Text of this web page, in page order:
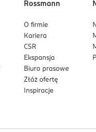
Rossmann
O firmie
Kariera
CSR
Ekspansja
Biuro prasowe
Złóż ofertę
Inspiracje